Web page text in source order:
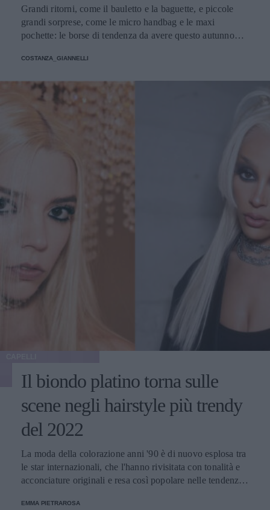
Grandi ritorni, come il bauletto e la baguette, e piccole
grandi sorprese, come le micro handbag e le maxi
pochette: le borse di tendenza da avere questo autunno
COSTANZA_GIANNELLI
Il biondo platino torna sulle
scene negli hairstyle più trendy
del 2022
La moda della colorazione anni '90 è di nuovo esplosa tra
le star internazionali, che l'hanno rivisitata con tonalità e
acconciature originali e resa così popolare nelle tendenze
EMMA PIETRAROSA